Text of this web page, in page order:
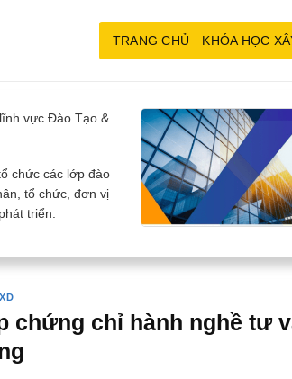
TRANG CHỦ KHÓA HỌC
vực Đào Tạo &
chức các lớp đào
tổ chức, đơn vị
triển.
chứng chỉ hành nghề tư